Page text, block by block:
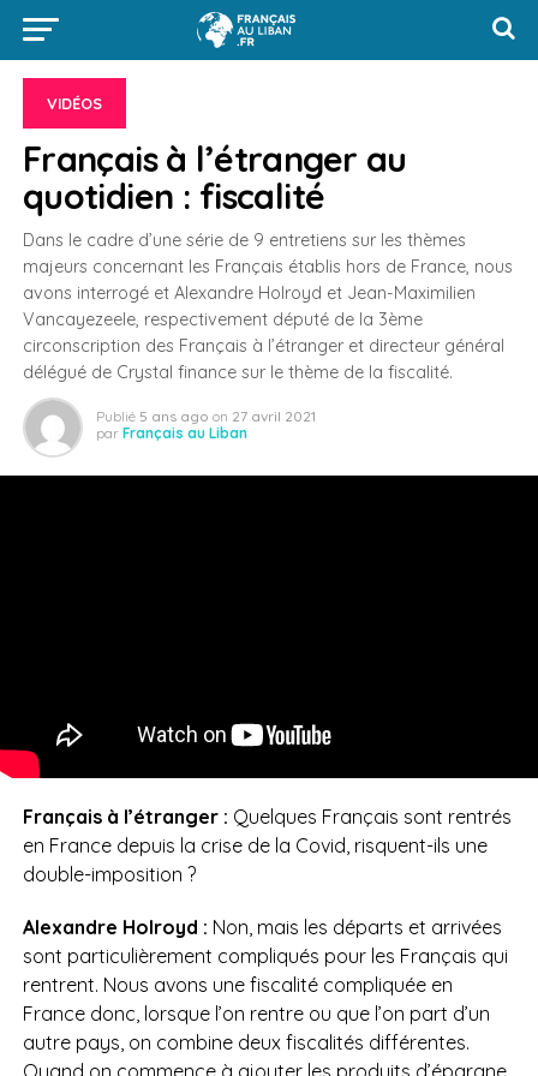
VIDÉOS
Français à l’étranger au
quotidien : fiscalité
Dans le cadre d’une série de 9 entretiens sur les thèmes
majeurs concernant les Français établis hors de France, nous
avons interrogé et Alexandre Holroyd et Jean-Maximilien
Vancayezeele, respectivement député de la 3ème
circonscription des Français à l’étranger et directeur général
délégué de Crystal finance sur le thème de la fiscalité.
Publié 5 ans ago on 27 avril 2021
par Français au Liban
Français à l’étranger : Quelques Français sont rentrés
en France depuis la crise de la Covid, risquent-ils une
double-imposition ?
Alexandre Holroyd : Non, mais les départs et arrivées
sont particulièrement compliqués pour les Français qui
rentrent. Nous avons une fiscalité compliquée en
France donc, lorsque l’on rentre ou que l’on part d’un
autre pays, on combine deux fiscalités différentes.
Quand on commence à ajouter les produits d’épargne